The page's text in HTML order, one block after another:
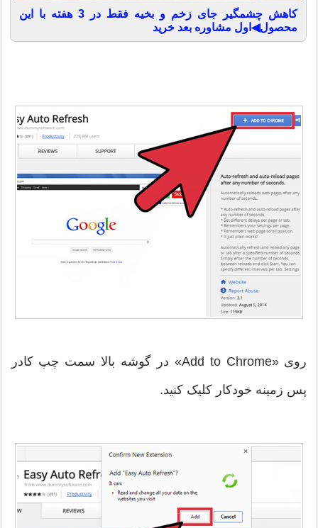
کاهش چشمگیر جای زخم و بخیه فقط در 3 هفته با این
محصول◀اول مشاوره بعد خرید
روی «Add to Chrome» در گوشه بالا سمت چپ کادر
پس زمینه خودکار کلیک کنید.